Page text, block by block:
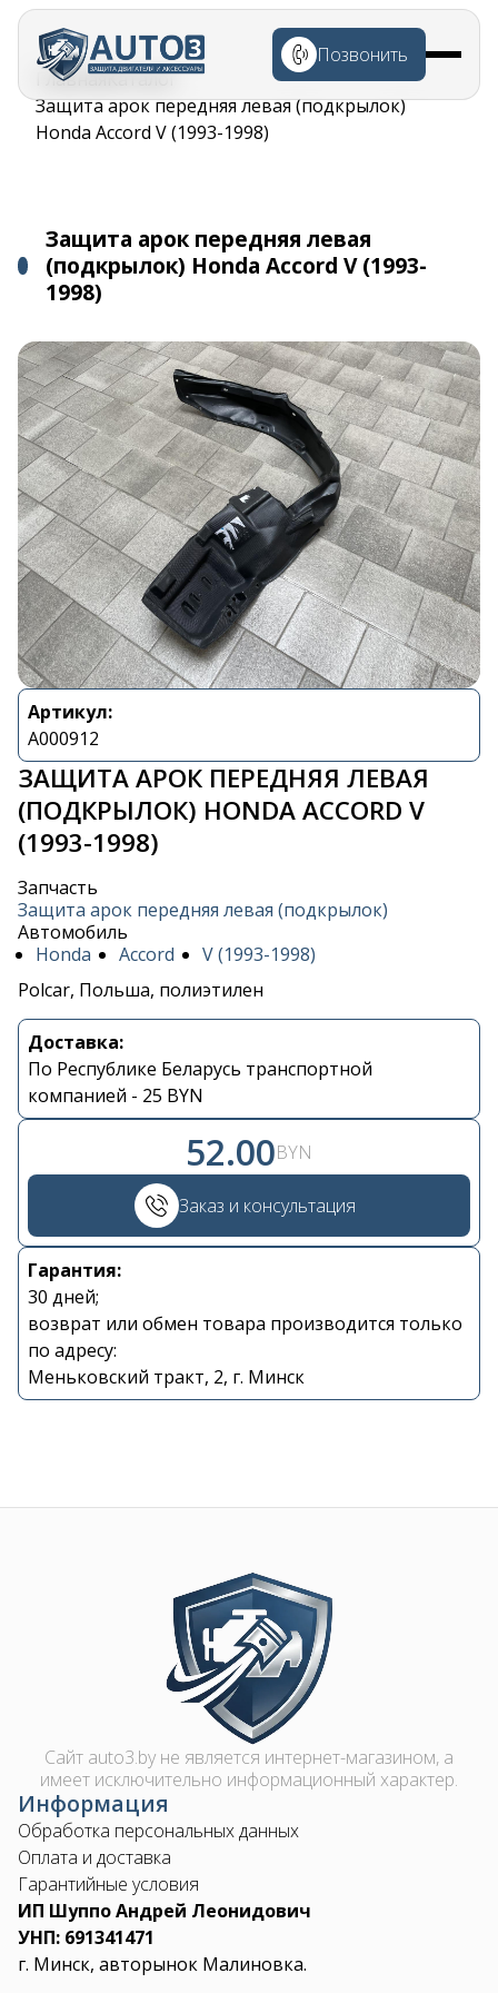
Перейти к
основному
содержанию
Позвонить
Строка
навигации
ГлавнаяКаталог
Защита арок передняя левая (подкрылок)
Honda Accord V (1993-1998)
Защита арок передняя левая
(подкрылок) Honda Accord V (1993-
1998)
Артикул:
A000912
ЗАЩИТА АРОК ПЕРЕДНЯЯ ЛЕВАЯ
(ПОДКРЫЛОК) HONDA ACCORD V
(1993-1998)
Запчасть
Защита арок передняя левая (подкрылок)
Автомобиль
Honda
Accord
V (1993-1998)
Polcar, Польша, полиэтилен
Доставка:
По Республике Беларусь транспортной
компанией - 25 BYN
52.00BYN
Заказ и консультация
Гарантия:
30 дней;
возврат или обмен товара производится только
по адресу:
Меньковский тракт, 2, г. Минск
Контакты
+375 29 870 15 80
Viber
shupik21@bk.ru
Image
Сайт auto3.by не является интернет-магазином, а
имеет исключительно информационный характер.
Информация
Обработка персональных данных
Оплата и доставка
Гарантийные условия
ИП Шуппо Андрей Леонидович
УНП: 691341471
г. Минск, авторынок Малиновка.